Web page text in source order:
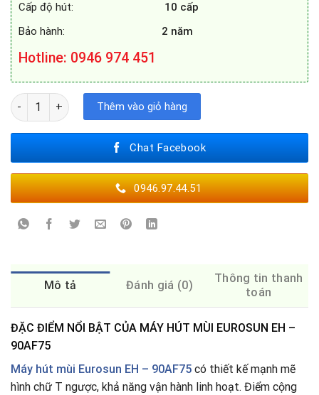
Cấp độ hút: 10 cấp
Bảo hành:
2 năm
Hotline: 0946 974 451
MÁY HÚT MÙI EUROSUN EH - 90AF75 số lượng
Thêm vào giỏ hàng
Chat Facebook
0946.97.44.51
Mô tả Đánh giá (0)
Thông tin thanh
toán
ĐẶC ĐIỂM NỔI BẬT CỦA MÁY HÚT MÙI EUROSUN EH –
90AF75
Máy hút mùi Eurosun EH – 90AF75 có thiết kế mạnh mẽ
hình chữ T ngược, khả năng vận hành linh hoạt. Điểm cộng